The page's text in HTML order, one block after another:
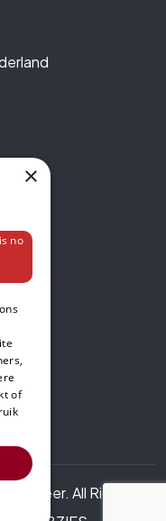
All Rights
×
no
of